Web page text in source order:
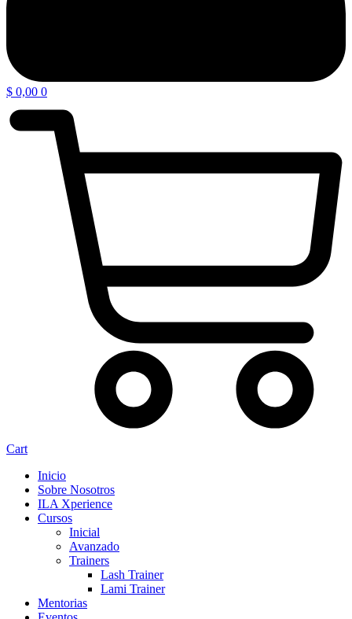
$ 0,00 0
Cart
Inicio
Sobre Nosotros
ILA Xperience
Cursos
Inicial
Avanzado
Trainers
Lash Trainer
Lami Trainer
Mentorias